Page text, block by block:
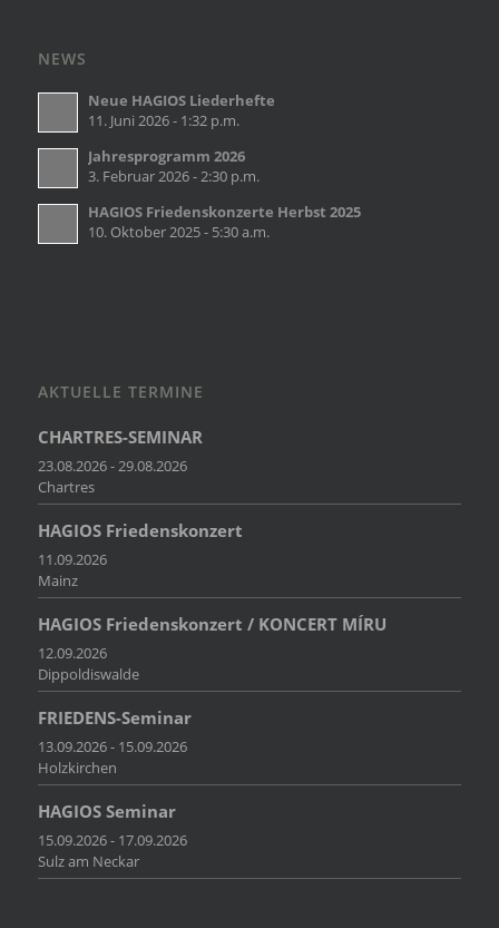
NEWS
Neue HAGIOS Liederhefte
11. Juni 2026 - 1:32 p.m.
Jahresprogramm 2026
3. Februar 2026 - 2:30 p.m.
HAGIOS Friedenskonzerte Herbst 2025
10. Oktober 2025 - 5:30 a.m.
AKTUELLE TERMINE
CHARTRES-SEMINAR
23.08.2026 - 29.08.2026
Chartres
HAGIOS Friedenskonzert
11.09.2026
Mainz
HAGIOS Friedenskonzert / KONCERT MÍRU
12.09.2026
Dippoldiswalde
FRIEDENS-Seminar
13.09.2026 - 15.09.2026
Holzkirchen
HAGIOS Seminar
15.09.2026 - 17.09.2026
Sulz am Neckar